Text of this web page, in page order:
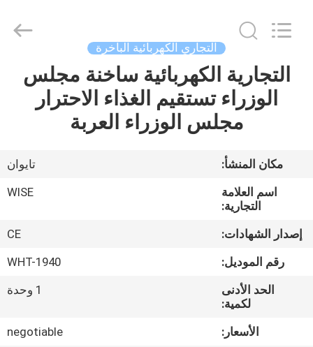
بيت
أشرطة
فيديو
معلومات
جولة
equipments
limited.
Reserved.
التجاري الكهربائية الباخرة
التجارية الكهربائية ساخنة مجلس
الوزراء تستقيم الغذاء الاحترار
مجلس الوزراء العربة
مكان المنشأ:
تايوان
اسم العلامة
التجارية:
WISE
إصدار الشهادات:
CE
رقم الموديل:
WHT-1940
الحد الأدنى
لكمية:
1 وحدة
الأسعار:
negotiable